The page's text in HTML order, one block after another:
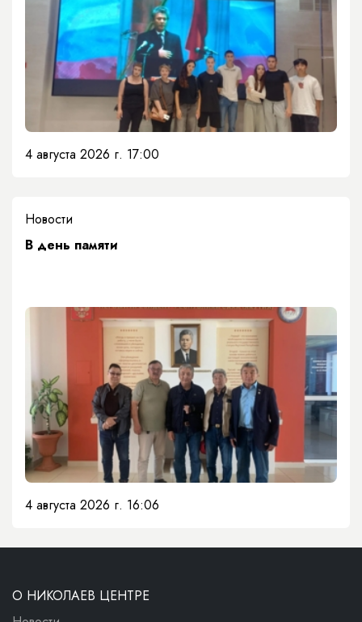
4 августа 2026 г. 17:00
Новости
​В день памяти
4 августа 2026 г. 16:06
О НИКОЛАЕВ ЦЕНТРЕ